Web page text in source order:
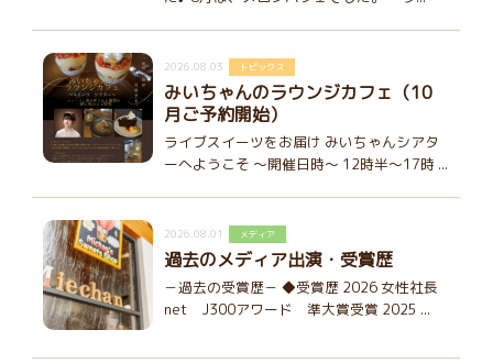
2026.08.03 トピックス
みいちゃんのラウンジカフェ（10
月ご予約開始）
ライブスイーツをお届け みいちゃんシアタ
ーへようこそ ～開催日時～ 12時半～17時 ...
2026.08.01 メディア
過去のメディア出演・受賞歴
－過去の受賞歴－ ◆受賞歴 2026 女性社長
net J300アワード 準大賞受賞 2025 ...